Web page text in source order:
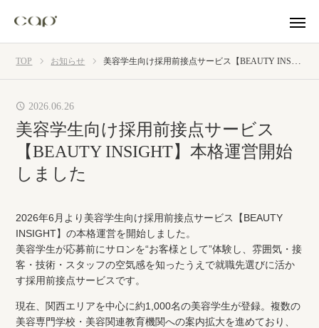
TOP お知らせ 美容学生向け採用前接点サービス【BEAUTY INSIGHT】本格運営開始しました
2026.06.26
美容学生向け採用前接点サービス
【BEAUTY INSIGHT】本格運営開始
しました
2026年6月より美容学生向け採用前接点サービス【BEAUTY
INSIGHT】の本格運営を開始しました。
美容学生が応募前にサロンを“お客様として”体験し、雰囲気・接
客・技術・スタッフの空気感を知ったうえで就職先選びに活か
す採用前接点サービスです。
現在、関西エリアを中心に約1,000名の美容学生が登録。複数の
美容専門学校・美容関連教育機関への案内拡大を進めており、